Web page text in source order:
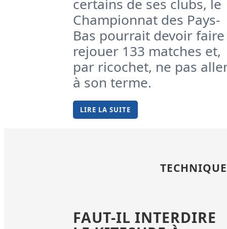
certains de ses clubs, le
Championnat des Pays-
Bas pourrait devoir faire
rejouer 133 matches et,
par ricochet, ne pas
à son terme.
LIRE LA SUITE
FAUT-IL INTERDIRE